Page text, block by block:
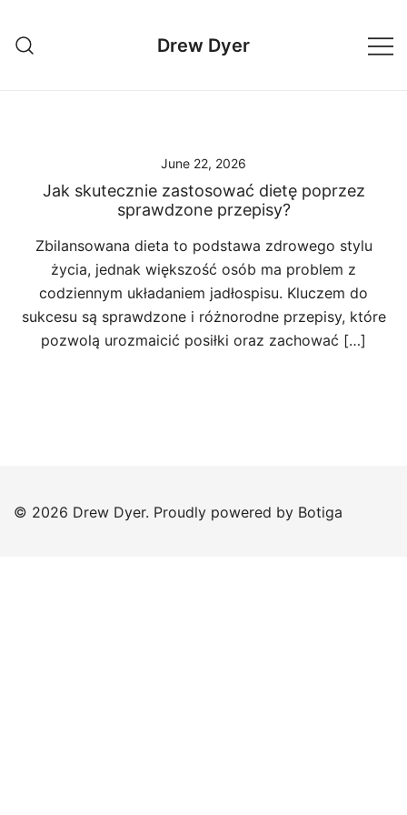
content
Drew Dyer
June 22, 2026
Jak skutecznie zastosować dietę poprzez
sprawdzone przepisy?
Zbilansowana dieta to podstawa zdrowego stylu
życia, jednak większość osób ma problem z
codziennym układaniem jadłospisu. Kluczem do
sukcesu są sprawdzone i różnorodne przepisy, które
pozwolą urozmaicić posiłki oraz zachować […]
© 2026 Drew Dyer. Proudly powered by Botiga